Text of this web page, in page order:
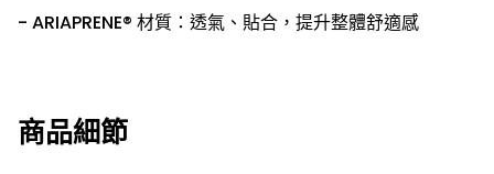
- ARIAPRENE® 材質：透氣、貼合，提升整體舒適感
商品細節